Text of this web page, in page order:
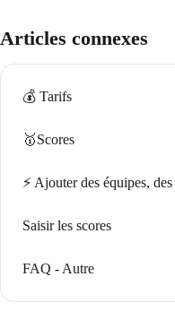
Articles connexes
💰 Tarifs
🥇Scores
⚡️ Ajouter des équipes,
Saisir les scores
FAQ - Autre